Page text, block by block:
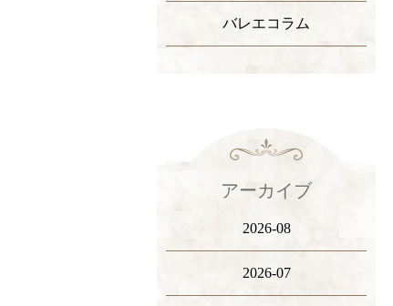
バレエコラム
アーカイブ
2026-08
2026-07